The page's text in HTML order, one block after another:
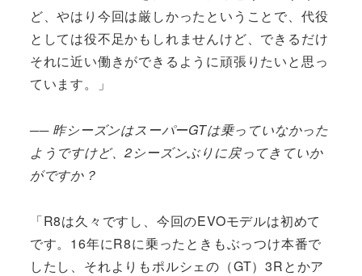
ど、やはり今回は厳しかったということで、代役
としては役不足かもしれませんけど、できるだけ
それに近い働きができるように頑張りたいと思っ
ています。」
── 昨シーズンはスーパーGTは乗っていなかった
ようですけど、2シーズンぶりに戻ってきていか
がですか？
「R8は久々ですし、今回のEVOモデルは初めて
です。16年にR8に乗ったときもぶっつけ本番で
したし、それよりもポルシェの（GT）3Rとかア